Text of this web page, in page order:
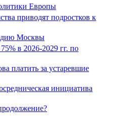
Европы
приводят подростков к
Москвы
в 2026-2029 гг. по
платить за устаревшие
инициатива